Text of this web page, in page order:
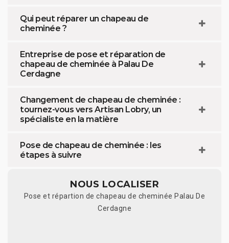
Qui peut réparer un chapeau de
cheminée ?
Entreprise de pose et réparation de
chapeau de cheminée à Palau De
Cerdagne
Changement de chapeau de cheminée :
tournez-vous vers Artisan Lobry, un
spécialiste en la matière
Pose de chapeau de cheminée : les
étapes à suivre
NOUS LOCALISER
Pose et répartion de chapeau de cheminée Palau De
Cerdagne